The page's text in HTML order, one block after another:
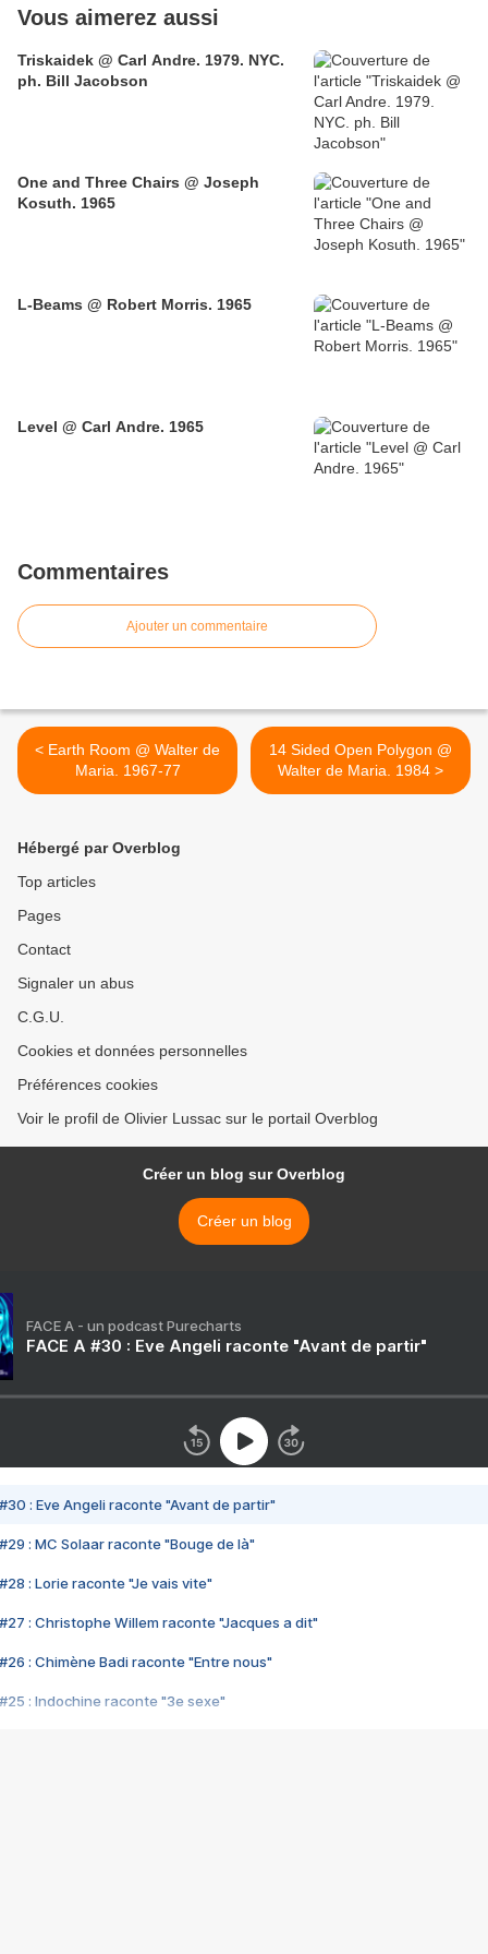
Vous aimerez aussi
Triskaidek @ Carl Andre. 1979. NYC.
ph. Bill Jacobson
One and Three Chairs @ Joseph
Kosuth. 1965
L-Beams @ Robert Morris. 1965
Level @ Carl Andre. 1965
Commentaires
Ajouter un commentaire
< Earth Room @ Walter de
Maria. 1967-77
14 Sided Open Polygon @
Walter de Maria. 1984 >
Hébergé par Overblog
Top articles
Pages
Contact
Signaler un abus
C.G.U.
Cookies et données personnelles
Préférences cookies
Voir le profil de Olivier Lussac sur le portail Overblog
Créer un blog sur Overblog
Créer un blog
FACE A - un podcast Purecharts
FACE A #30 : Eve Angeli raconte "Avant de partir"
#30 : Eve Angeli raconte "Avant de partir"
#29 : MC Solaar raconte "Bouge de là"
#28 : Lorie raconte "Je vais vite"
#27 : Christophe Willem raconte "Jacques a dit"
#26 : Chimène Badi raconte "Entre nous"
#25 : Indochine raconte "3e sexe"